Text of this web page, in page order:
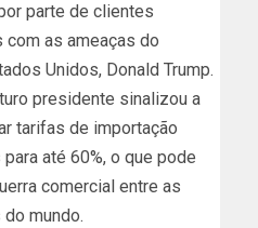
parte de clientes
as ameaças do
Unidos, Donald Trump.
presidente sinalizou a
tarifas de importação
até 60%, o que pode
comercial entre as
mundo.